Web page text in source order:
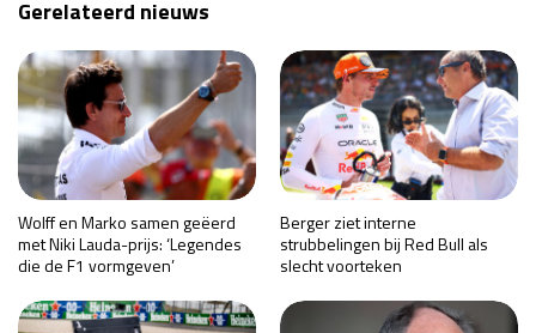
Gerelateerd nieuws
Wolff en Marko samen geëerd
met Niki Lauda-prijs: ‘Legendes
die de F1 vormgeven’
Berger ziet interne
strubbelingen bij Red Bull als
slecht voorteken